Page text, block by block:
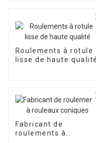
Roulements à rotule
lisse de haute qualité
Fabricant de
roulements à